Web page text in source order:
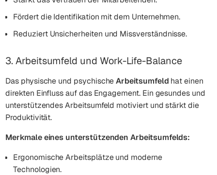
Fördert die Identifikation mit dem Unternehmen.
Reduziert Unsicherheiten und Missverständnisse.
3. Arbeitsumfeld und Work-Life-Balance
Das physische und psychischeArbeitsumfeld hat einen
direkten Einfluss auf das Engagement. Ein gesundes und
unterstützendes Arbeitsumfeld motiviert und stärkt die
Produktivität.
Merkmale eines unterstützenden Arbeitsumfelds:
Ergonomische Arbeitsplätze und moderne
Technologien.